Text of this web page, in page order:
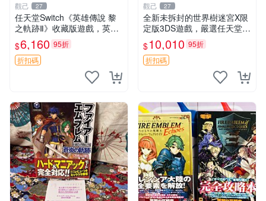
觀己 27
任天堂Switch《英雄傳說 黎
之軌跡Ⅱ》收藏版遊戲，英文
原裝全新未開包 Daybreak 2
收藏版 游戲機臺
$6,160 95折
折扣碼
觀己 27
全新未拆封的世界樹迷宮X限
定版3DS遊戲，嚴選任天堂現
貨 世界樹迷宮 X 限定 版本
游戲 任天堂 3ds
$10,010 95折
折扣碼